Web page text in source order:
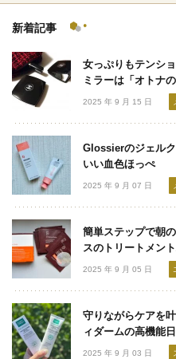
新着記事
女っぷりもテンシ
ミラーは「オトナ
2025 年 9 月 15 日
Glossierのジェル
いい血色ほっぺ
2025 年 9 月 07 日
簡単ステップで朝
スのトリートメン
2025 年 9 月 05 日
守りながらケアを
ィダームの高機能
2025 年 9 月 03 日